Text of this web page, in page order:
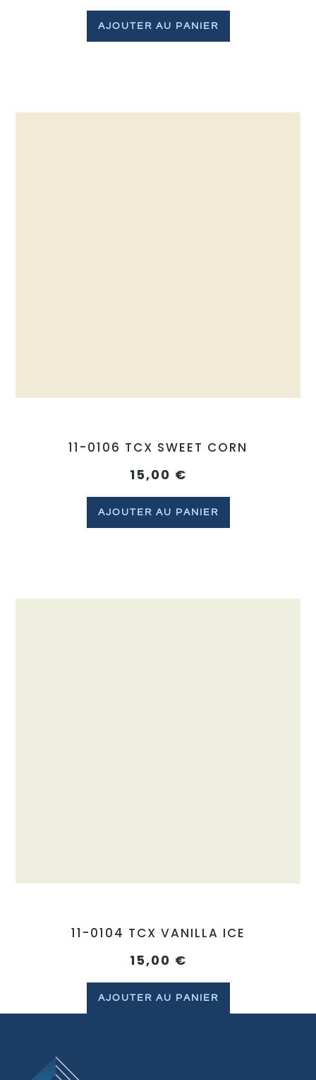
AJOUTER AU PANIER
11-0106 TCX SWEET CORN
15,00 €
AJOUTER AU PANIER
11-0104 TCX VANILLA ICE
15,00 €
AJOUTER AU PANIER